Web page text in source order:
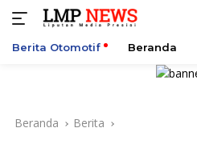
Berita Otomotif Beranda
Beranda Berita